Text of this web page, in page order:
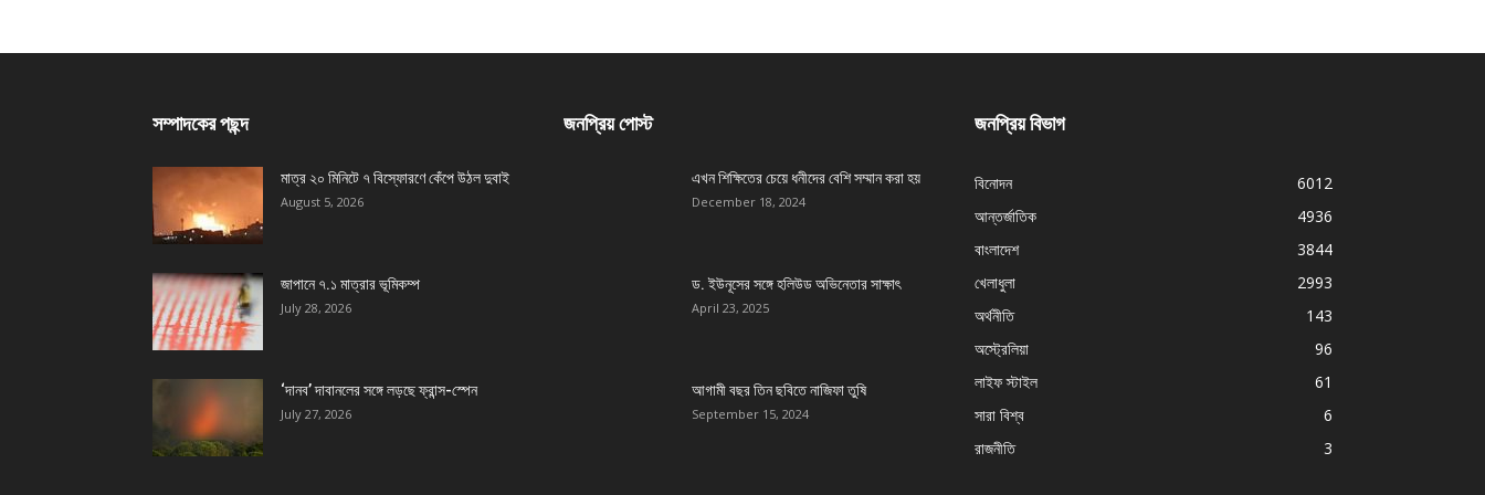
সম্পাদকের পছন্দ
মাত্র ২০ মিনিটে ৭ বিস্ফোরণে কেঁপে উঠল দুবাই
August 5, 2026
জাপানে ৭.১ মাত্রার ভূমিকম্প
July 28, 2026
‘দানব’ দাবানলের সঙ্গে লড়ছে ফ্রান্স-স্পেন
July 27, 2026
জনপ্রিয় পোস্ট
এখন শিক্ষিতের চেয়ে ধনীদের বেশি সম্মান করা হয়
December 18, 2024
ড. ইউনূসের সঙ্গে হলিউড অভিনেতার সাক্ষাৎ
April 23, 2025
আগামী বছর তিন ছবিতে নাজিফা তুষি
September 15, 2024
জনপ্রিয় বিভাগ
বিনোদন
6012
আন্তর্জাতিক
4936
বাংলাদেশ
3844
খেলাধুলা
2993
অর্থনীতি
143
অস্ট্রেলিয়া
96
লাইফ স্টাইল
61
সারা বিশ্ব
6
রাজনীতি
3